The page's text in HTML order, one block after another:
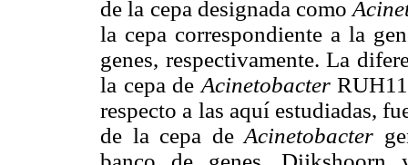
de la cepa designada como
la cepa correspondiente a la
genes, respectivamente. La
la cepa de Acinetobacter
respecto a las aquí estudiadas,
de la cepa de Acinetobacter